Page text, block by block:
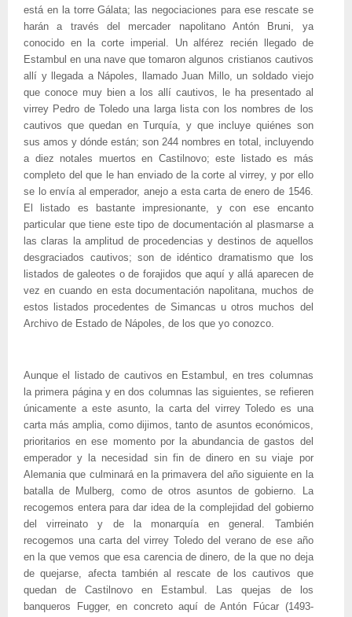
está en la torre Gálata; las negociaciones para ese rescate se
harán a través del mercader napolitano Antón Bruni, ya
conocido en la corte imperial. Un alférez recién llegado de
Estambul en una nave que tomaron algunos cristianos cautivos
allí y llegada a Nápoles, llamado Juan Millo, un soldado viejo
que conoce muy bien a los allí cautivos, le ha presentado al
virrey Pedro de Toledo una larga lista con los nombres de los
cautivos que quedan en Turquía, y que incluye quiénes son
sus amos y dónde están; son 244 nombres en total, incluyendo
a diez notales muertos en Castilnovo; este listado es más
completo del que le han enviado de la corte al virrey, y por ello
se lo envía al emperador, anejo a esta carta de enero de 1546.
El listado es bastante impresionante, y con ese encanto
particular que tiene este tipo de documentación al plasmarse a
las claras la amplitud de procedencias y destinos de aquellos
desgraciados cautivos; son de idéntico dramatismo que los
listados de galeotes o de forajidos que aquí y allá aparecen de
vez en cuando en esta documentación napolitana, muchos de
estos listados procedentes de Simancas u otros muchos del
Archivo de Estado de Nápoles, de los que yo conozco.
Aunque el listado de cautivos en Estambul, en tres columnas
la primera página y en dos columnas las siguientes, se refieren
únicamente a este asunto, la carta del virrey Toledo es una
carta más amplia, como dijimos, tanto de asuntos económicos,
prioritarios en ese momento por la abundancia de gastos del
emperador y la necesidad sin fin de dinero en su viaje por
Alemania que culminará en la primavera del año siguiente en la
batalla de Mulberg, como de otros asuntos de gobierno. La
recogemos entera para dar idea de la complejidad del gobierno
del virreinato y de la monarquía en general. También
recogemos una carta del virrey Toledo del verano de ese año
en la que vemos que esa carencia de dinero, de la que no deja
de quejarse, afecta también al rescate de los cautivos que
quedan de Castilnovo en Estambul. Las quejas de los
banqueros Fugger, en concreto aquí de Antón Fúcar (1493-